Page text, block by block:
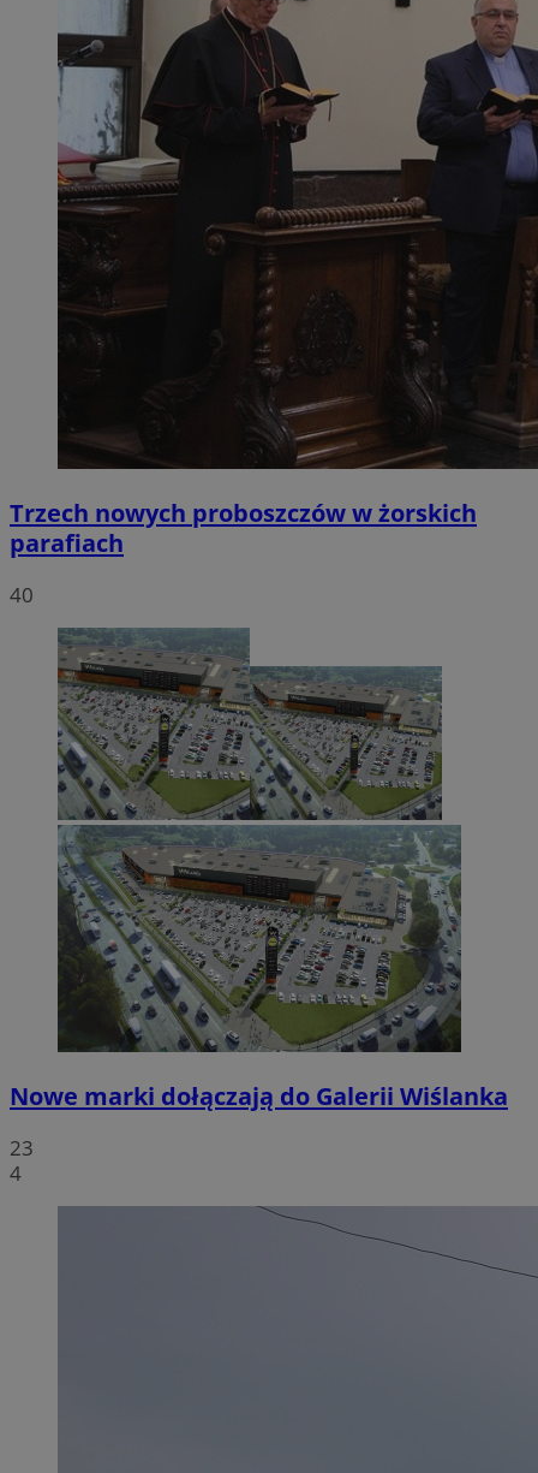
Trzech nowych proboszczów w żorskich
parafiach
40
Nowe marki dołączają do Galerii Wiślanka
23
4